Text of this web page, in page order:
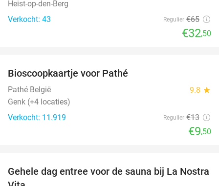
Heist-op-den-Berg
Verkocht: 43
Regulier €65
€32,50
Bioscoopkaartje voor Pathé
Pathé België 9.8 star
Genk (+4 locaties)
Verkocht: 11.919
Regulier €13
€9,50
30%
Gehele dag entree voor de sauna bij La Nostra